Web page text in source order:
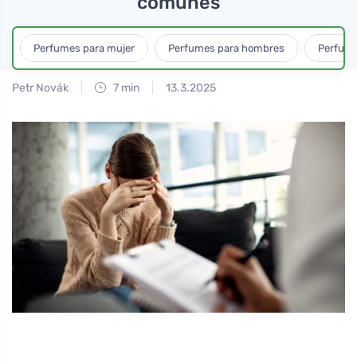
Perfumes para mujer Perfumes para hombres
Petr Novák 7 min 13.3.2025